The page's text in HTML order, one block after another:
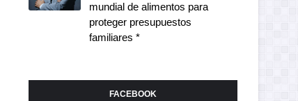
mundial de alimentos para
proteger presupuestos
familiares *
FACEBOOK